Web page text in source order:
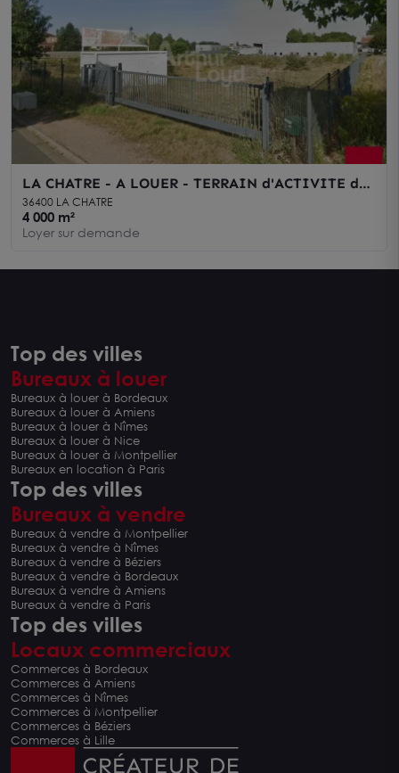
LA CHATRE - A LOUER - TERRAIN d'ACTIVITE de
4 000m² - 1848
36400 LA CHATRE
4 000 m²
Loyer sur demande
Top des villes
Bureaux à louer
Bureaux à louer à Bordeaux
Bureaux à louer à Amiens
Bureaux à louer à Nîmes
Bureaux à louer à Nice
Bureaux à louer à Montpellier
Bureaux en location à Paris
Top des villes
Bureaux à vendre
Bureaux à vendre à Montpellier
Bureaux à vendre à Nîmes
Bureaux à vendre à Béziers
Bureaux à vendre à Bordeaux
Bureaux à vendre à Amiens
Bureaux à vendre à Paris
Top des villes
Locaux commerciaux
Commerces à Bordeaux
Commerces à Amiens
Commerces à Nîmes
Commerces à Montpellier
Commerces à Béziers
Commerces à Lille